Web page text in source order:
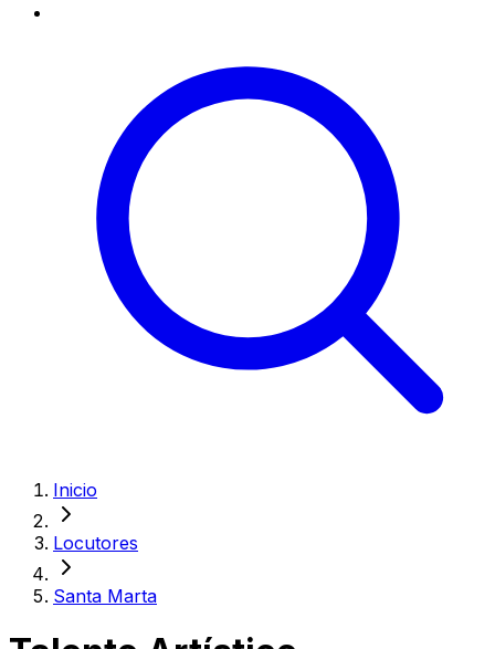
Inicio
Locutores
Santa Marta